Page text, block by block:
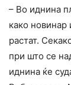
– Во иднина
како новинар
растат.
при што се
иднина ќе